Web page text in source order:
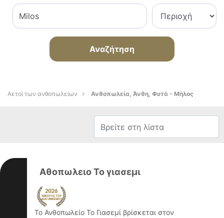
Αναζήτηση
Αετοί των ανθοπωλείων Ανθοπωλεία, Άνθη, Φυτά - Μήλος
Αθοπωλειο Το γιασεμι
Το Ανθοπωλείο Το Γιασεμί βρίσκεται στον